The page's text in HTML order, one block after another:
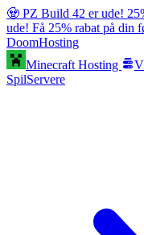
🧟 PZ Build 42 er ude!
ude! Få 25% rabat på din
DoomHosting
Minecraft Hosting
SpilServere